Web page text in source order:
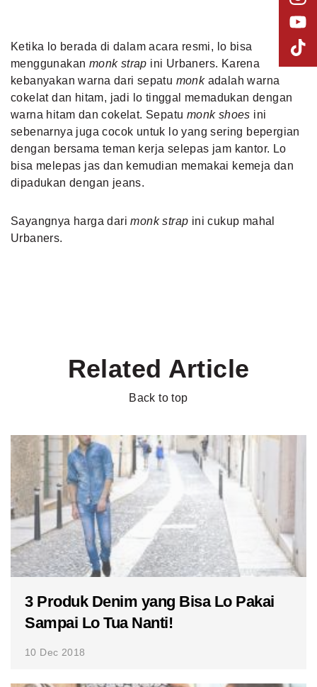
Ketika lo berada di dalam acara resmi, lo bisa
menggunakan monk strap ini Urbaners. Karena
kebanyakan warna dari sepatu monkadalah warna
cokelat dan hitam, jadi lo tinggal memadukan dengan
warna hitam dan cokelat. Sepatu monk shoes ini
sebenarnya juga cocok untuk lo yang sering bepergian
dengan bersama teman kerja selepas jam kantor. Lo
bisa melepas jas dan kemudian memakai kemeja dan
dipadukan dengan jeans.
Sayangnya harga darimonk strap ini cukup mahal
Urbaners.
Related Article
Back to top
3 Produk Denim yang Bisa Lo Pakai
Sampai Lo Tua Nanti!
10 Dec 2018